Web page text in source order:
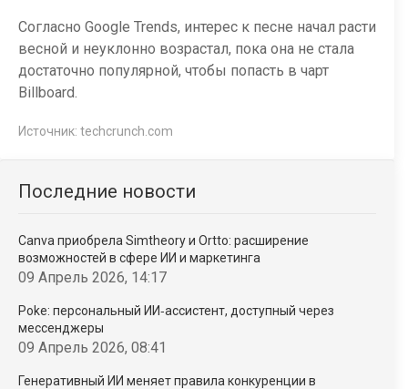
Согласно Google Trends, интерес к песне начал расти
весной и неуклонно возрастал, пока она не стала
достаточно популярной, чтобы попасть в чарт
Billboard.
Источник: techcrunch.com
Последние новости
Canva приобрела Simtheory и Ortto: расширение
возможностей в сфере ИИ и маркетинга
09 Апрель 2026, 14:17
Poke: персональный ИИ‑ассистент, доступный через
мессенджеры
09 Апрель 2026, 08:41
Генеративный ИИ меняет правила конкуренции в